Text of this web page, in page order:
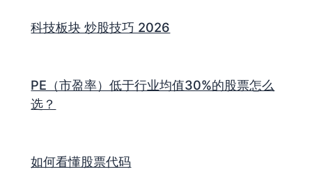
科技板块 炒股技巧 2026
PE（市盈率）低于行业均值30%的股票怎么
选？
如何看懂股票代码